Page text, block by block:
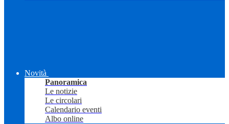
Novità
Panoramica
Le notizie
Le circolari
Calendario eventi
Albo online